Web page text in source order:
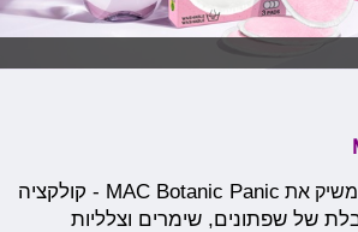
MAC Botanic Panic - קולקציה
של שפתונים, שימרים וצלליות